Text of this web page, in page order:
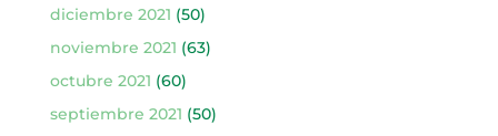
diciembre 2021 (50)
noviembre 2021 (63)
octubre 2021 (60)
septiembre 2021 (50)